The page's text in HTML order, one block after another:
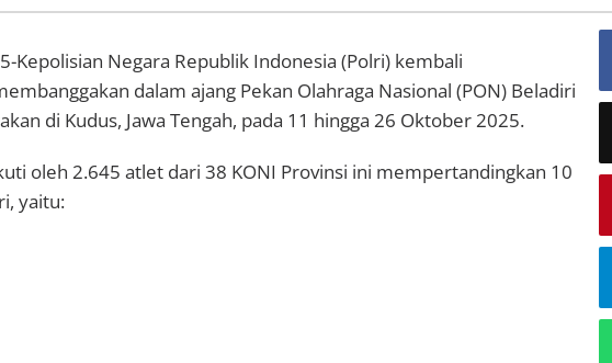
Kepolisian Negara Republik Indonesia (Polri) kembali
dalam ajang Pekan Olahraga Nasional (PON) Beladiri
di Kudus, Jawa Tengah, pada 11 hingga 26 Oktober 2025.
oleh 2.645 atlet dari 38 KONI Provinsi ini mempertandingkan 10
yaitu: